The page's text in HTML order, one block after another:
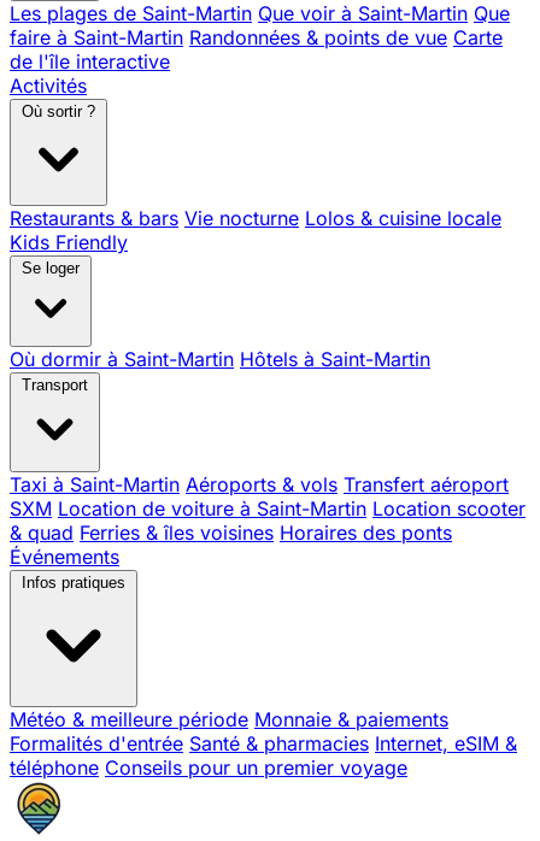
Les plages de Saint-Martin Que voir à Saint-Martin Que
faire à Saint-Martin Randonnées & points de vue Carte
de l'île interactive
Activités
Où sortir ?
Restaurants & bars Vie nocturne Lolos & cuisine locale
Kids Friendly
Se loger
Où dormir à Saint-Martin Hôtels à Saint-Martin
Transport
Taxi à Saint-Martin Aéroports & vols Transfert aéroport
SXM Location de voiture à Saint-Martin Location scooter
& quad Ferries & îles voisines Horaires des ponts
Événements
Infos pratiques
Météo & meilleure période Monnaie & paiements
Formalités d'entrée Santé & pharmacies Internet, eSIM &
téléphone Conseils pour un premier voyage